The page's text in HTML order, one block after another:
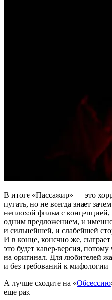
В итоге «Пассажир» — это
пугать, но не всегда знает
неплохой фильм с
одним предложением, и
и сильнейшей, и слабейшей
И в конце, конечно же,
это будет кавер-версия,
на оригинал. Для любителей
и без требований к
А лучше сходите на «Обсессию
еще раз.